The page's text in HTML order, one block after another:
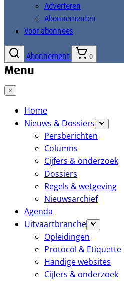
Adverteren
Abonnementen
Voor abonnees
Abonnement 0
Menu
×
Home
Nieuws & Dossiers
Persberichten
Columns
Cijfers & onderzoek
Dossiers
Regels & wetgeving
Nieuwsarchief
Agenda
Uitvaartbranche
Opleidingen
Protocol & Etiquette
Handige websites
Cijfers & onderzoek